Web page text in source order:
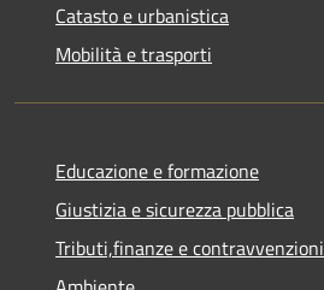
Catasto e urbanistica
Mobilità e trasporti
Educazione e formazione
Giustizia e sicurezza pubblica
Tributi,finanze e contravvenzioni